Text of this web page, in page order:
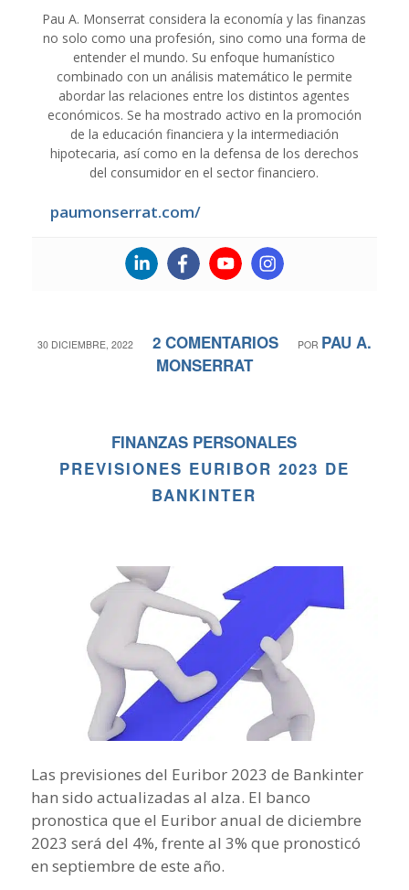
Pau A. Monserrat considera la economía y las finanzas
no solo como una profesión, sino como una forma de
entender el mundo. Su enfoque humanístico
combinado con un análisis matemático le permite
abordar las relaciones entre los distintos agentes
económicos. Se ha mostrado activo en la promoción
de la educación financiera y la intermediación
hipotecaria, así como en la defensa de los derechos
del consumidor en el sector financiero.
paumonserrat.com/
30 DICIEMBRE, 2022
/ 2 COMENTARIOS
/ POR PAU A.
MONSERRAT
FINANZAS PERSONALES
PREVISIONES EURIBOR 2023 DE
BANKINTER
Las previsiones del Euribor 2023 de Bankinter
han sido actualizadas al alza. El banco
pronostica que el Euribor anual de diciembre
2023 será del 4%, frente al 3% que pronosticó
en septiembre de este año.